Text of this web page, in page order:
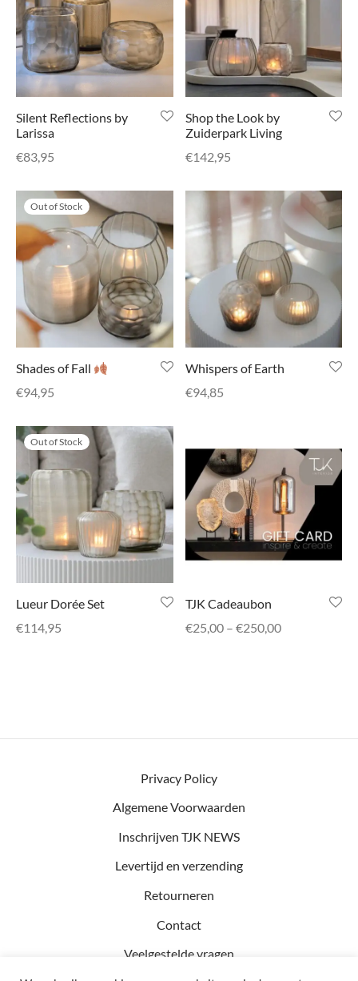
Silent Reflections by
Larissa
€83,95
Shop the Look by
Zuiderpark Living
€142,95
Out of Stock
Shades of Fall
€94,95
Whispers of Earth
€94,85
Out of Stock
Lueur Dorée Set
€114,95
TJK Cadeaubon
€25,00 – €250,00Prijsklasse:
Privacy Policy
Algemene Voorwaarden
Inschrijven TJK NEWS
Levertijd en verzending
Retourneren
Contact
Veelgestelde vragen